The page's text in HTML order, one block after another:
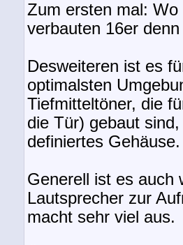
Zum ersten mal:
verbauten 16er
Desweiteren ist es
optimalsten
Tiefmitteltöner, die
die Tür) gebaut
definiertes Gehäuse.
Generell ist es auch
Lautsprecher zur
macht sehr viel aus.